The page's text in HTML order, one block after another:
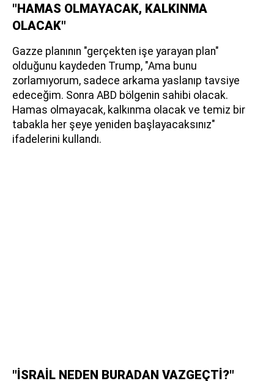
"HAMAS OLMAYACAK, KALKINMA
OLACAK"
Gazze planının "gerçekten işe yarayan plan"
olduğunu kaydeden Trump, "Ama bunu
zorlamıyorum, sadece arkama yaslanıp tavsiye
edeceğim. Sonra ABD bölgenin sahibi olacak.
Hamas olmayacak, kalkınma olacak ve temiz bir
tabakla her şeye yeniden başlayacaksınız"
ifadelerini kullandı.
"İSRAİL NEDEN BURADAN VAZGEÇTİ?"